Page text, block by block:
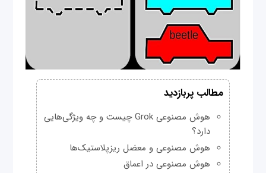
مطالب پربازدید
هوش مصنوعی Grok چیست و چه ویژگی‌هایی
دارد؟
هوش مصنوعی و معضل ریزپلاستیک‌ها
هوش مصنوعی در اعماق